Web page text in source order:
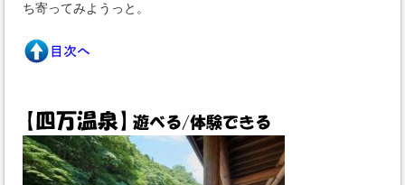
ち寄ってみようっと。